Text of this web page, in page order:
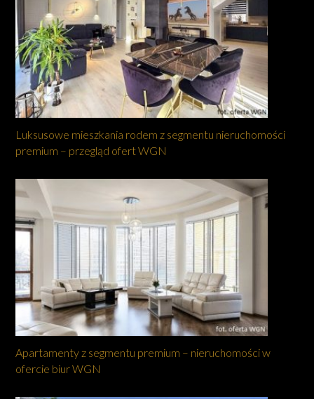
Luksusowe mieszkania rodem z segmentu nieruchomości
premium – przegląd ofert WGN
Apartamenty z segmentu premium – nieruchomości w
ofercie biur WGN